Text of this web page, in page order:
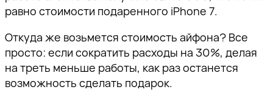
равно стоимости подаренного iPhone 7.
Откуда же возьмется стоимость айфона? Все
просто: если сократить расходы на 30%, делая
на треть меньше работы, как раз останется
возможность сделать подарок.